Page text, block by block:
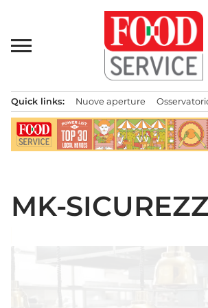
contenuto
principale
Quick links: Nuove aperture
MK-